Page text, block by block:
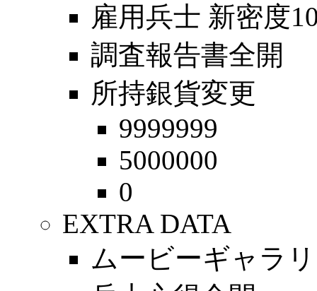
雇用兵士 新密度
調査報告書全開
所持銀貨変更
9999999
5000000
0
EXTRA DATA
ムービーギャラ